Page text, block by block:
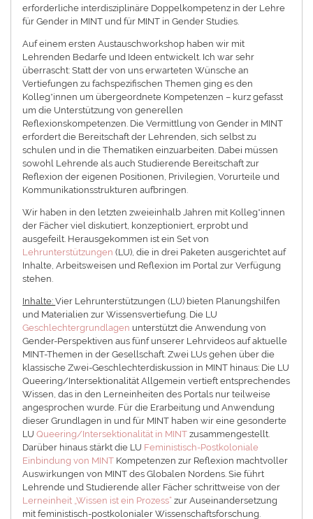
erforderliche interdisziplinäre Doppelkompetenz in der Lehre
für Gender in MINT und für MINT in Gender Studies.
Auf einem ersten Austauschworkshop haben wir mit
Lehrenden Bedarfe und Ideen entwickelt. Ich war sehr
überrascht: Statt der von uns erwarteten Wünsche an
Vertiefungen zu fachspezifischen Themen ging es den
Kolleg*innen um übergeordnete Kompetenzen – kurz gefasst
um die Unterstützung von generellen
Reflexionskompetenzen. Die Vermittlung von Gender in MINT
erfordert die Bereitschaft der Lehrenden, sich selbst zu
schulen und in die Thematiken einzuarbeiten. Dabei müssen
sowohl Lehrende als auch Studierende Bereitschaft zur
Reflexion der eigenen Positionen, Privilegien, Vorurteile und
Kommunikationsstrukturen aufbringen.
Wir haben in den letzten zweieinhalb Jahren mit Kolleg*innen
der Fächer viel diskutiert, konzeptioniert, erprobt und
ausgefeilt. Herausgekommen ist ein Set von
Lehrunterstützungen (LU), die in drei Paketen ausgerichtet auf
Inhalte, Arbeitsweisen und Reflexion im Portal zur Verfügung
stehen.
Inhalte:Vier Lehrunterstützungen (LU) bieten Planungshilfen
und Materialien zur Wissensvertiefung. Die LU
Geschlechtergrundlagen unterstützt die Anwendung von
Gender-Perspektiven aus fünf unserer Lehrvideos auf aktuelle
MINT-Themen in der Gesellschaft. Zwei LUs gehen über die
klassische Zwei-Geschlechterdiskussion in MINT hinaus: Die LU
Queering/Intersektionalität Allgemein vertieft entsprechendes
Wissen, das in den Lerneinheiten des Portals nur teilweise
angesprochen wurde. Für die Erarbeitung und Anwendung
dieser Grundlagen in und für MINT haben wir eine gesonderte
LUQueering/Intersektionalität in MINT zusammengestellt.
Darüber hinaus stärkt die LU Feministisch-Postkoloniale
Einbindung von MINT Kompetenzen zur Reflexion machtvoller
Auswirkungen von MINT des Globalen Nordens. Sie führt
Lehrende und Studierende aller Fächer schrittweise von der
Lerneinheit „Wissen ist ein Prozess“ zur Auseinandersetzung
mit feministisch-postkolonialer Wissenschaftsforschung.